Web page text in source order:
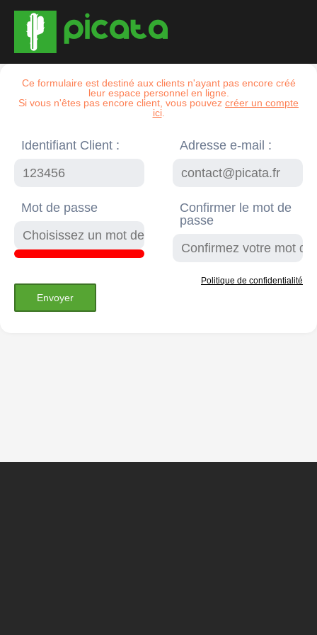
Ce formulaire est destiné aux clients n'ayant pas encore créé
leur espace personnel en ligne.
Si vous n'êtes pas encore client, vous pouvez créer un compte
ici.
Identifiant Client : Adresse e-mail :
Mot de passe
Confirmer le mot de
passe
Envoyer
Politique de confidentialité